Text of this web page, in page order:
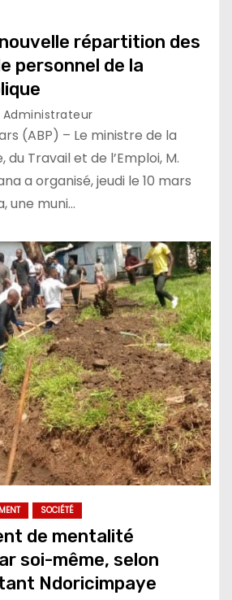
répartition des
personnel de la
Administrateur
(ABP) – Le ministre de la
Travail et de l’Emploi, M.
a organisé, jeudi le 10 mars
une muni…
SOCIÉTÉ
de mentalité
soi-même, selon
Ndoricimpaye